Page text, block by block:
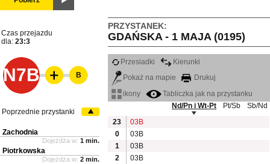
PRZYSTANEK:
GDAŃSKA - 1 MAJA (0195)
Czas przejazdu
dla: 23:3
N7B
Przesiadki
Kierunki
Pokaż na mapie
Drukuj
ikony
Tabliczka jak na przystanku
Nd/Pn i Wt-Pt
Pt/Sb
Sb/Nd
23
03B
0
03B
1
03B
2
03B
B
Poprzednie przystanki
Zachodnia
Dojeżdża w: 1 min.
Piotrkowska
Dojeżdża w: 2 min.